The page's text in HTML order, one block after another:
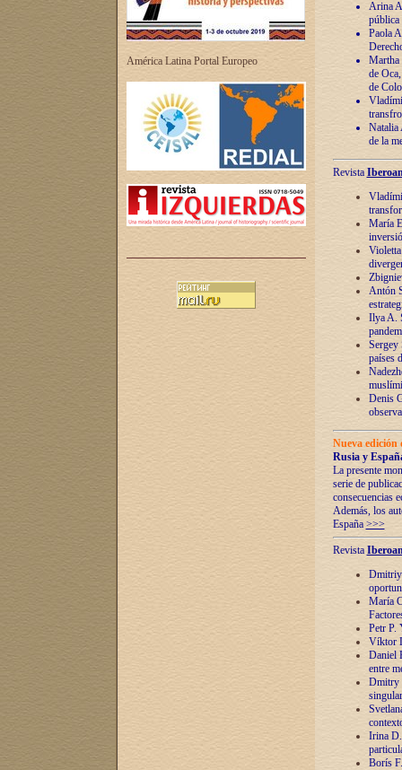
América Latina Portal Europeo
Arina
pública
Paola
Martha
de
de
Natalia
de la
Revista
María
Antón
Ilya A.
Sergey
países
Denis
Nueva
Rusia y
La presente
serie de
consecuencias
Además, los
España >>>
Revista
Dmitriy
María
Petr P.
Víktor
Daniel
entre
Dmitry
Irina
Borís